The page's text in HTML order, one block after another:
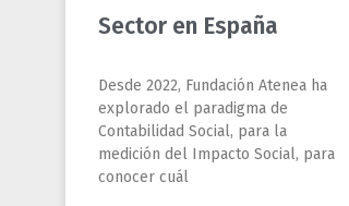
Sector en España
Desde 2022, Fundación Atenea ha
explorado el paradigma de
Contabilidad Social, para la
medición del Impacto Social, para
conocer cuál